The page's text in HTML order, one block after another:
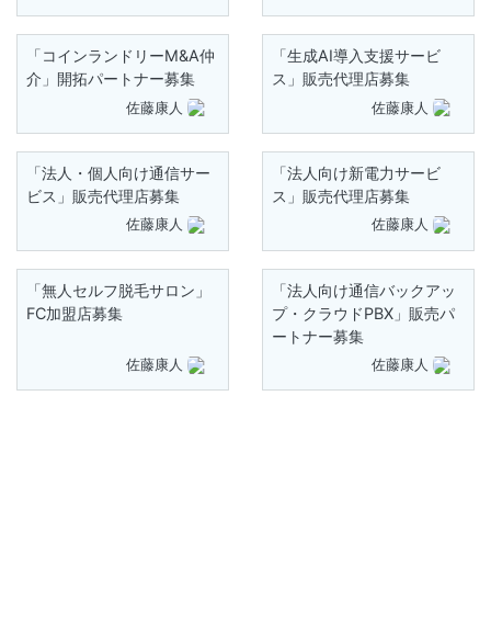
「コインランドリーM&A仲
介」開拓パートナー募集
佐藤康人
「生成AI導入支援サービ
ス」販売代理店募集
佐藤康人
「法人・個人向け通信サー
ビス」販売代理店募集
佐藤康人
「法人向け新電力サービ
ス」販売代理店募集
佐藤康人
「無人セルフ脱毛サロン」
FC加盟店募集
佐藤康人
「法人向け通信バックアッ
プ・クラウドPBX」販売パ
ートナー募集
佐藤康人